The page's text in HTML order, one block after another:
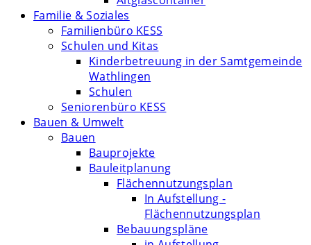
Familie & Soziales
Familienbüro KESS
Schulen und Kitas
Kinderbetreuung in der Samtgemeinde
Wathlingen
Schulen
Seniorenbüro KESS
Bauen & Umwelt
Bauen
Bauprojekte
Bauleitplanung
Flächennutzungsplan
In Aufstellung -
Flächennutzungsplan
Bebauungspläne